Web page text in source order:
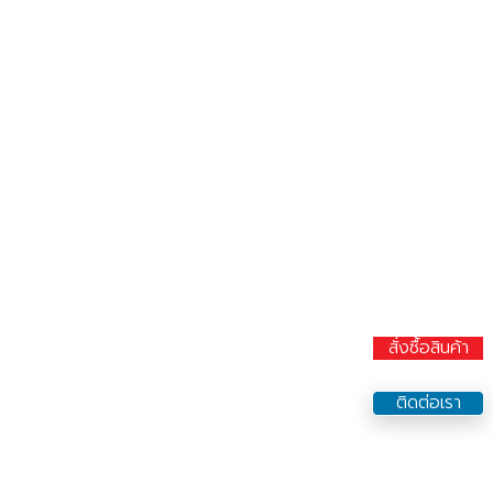
สั่งซื้อสินค้า
ติดต่อเรา